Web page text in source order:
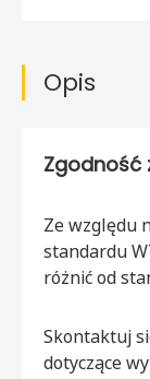
Opis
Zgodność
Ze względu
standardu
różnić od
Skontaktuj
dotyczące